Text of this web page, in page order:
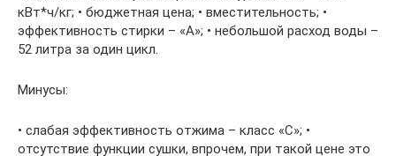
кВт*ч/кг; • бюджетная цена; • вместительность; •
эффективность стирки – «А»; • небольшой расход воды –
52 литра за один цикл.
Минусы:
• слабая эффективность отжима – класс «С»; •
отсутствие функции сушки, впрочем, при такой цене это